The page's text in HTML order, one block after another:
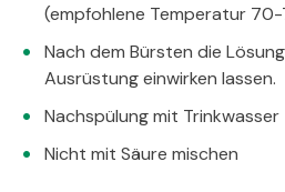
(empfohlene Temperatur 70-
Nach dem Bürsten die
Ausrüstung einwirken lassen.
Nachspülung mit Trinkwasser
Nicht mit Säure mischen